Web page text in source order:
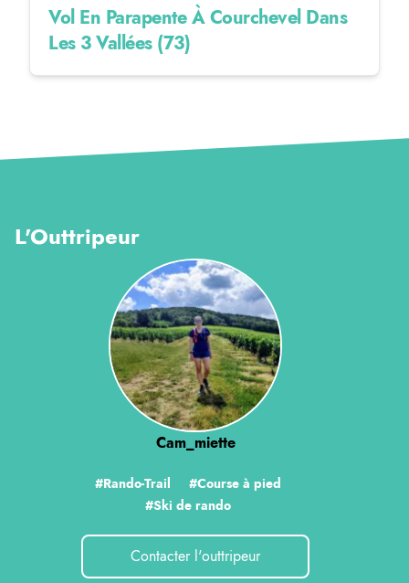
Vol En Parapente À Courchevel Dans
Les 3 Vallées (73)
L'Outtripeur
Cam_miette
#Rando-Trail
#Course à pied
#Ski de rando
Contacter l'outtripeur